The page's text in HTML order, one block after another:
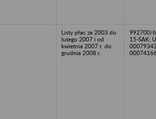
Listy płac za 2003 do
lutego 2007 i od
kwietnia 2007 r. do
grudnia 2008 r.
992700/
15-SAK;